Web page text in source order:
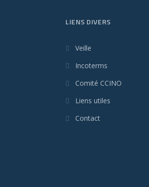
LIENS DIVERS
Veille
Incoterms
Comité CCINO
Liens utiles
Contact